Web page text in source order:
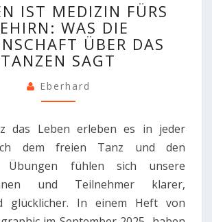
IST
MEDIZIN
FÜRS
GEHIRN:
WAS
DIE
WISSENSCHAFT
DAS
TANZEN
SAGT
IST MEDIZIN FÜRS
WAS DIE
ÜBER DAS
TANZEN SAGT
Eberhard
das Leben erleben es in jeder
dem freien Tanz und den
Übungen fühlen sich unsere
und Teilnehmer klarer,
glücklicher. In einem Heft von